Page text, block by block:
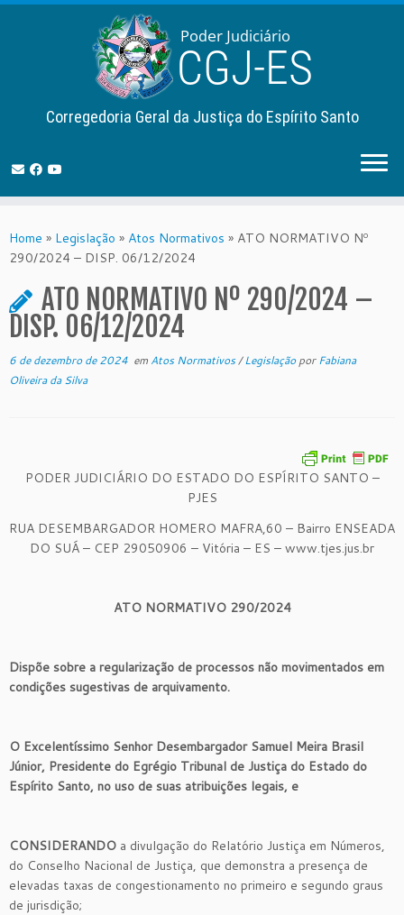
to
content
Corregedoria Geral da Justiça do Espírito Santo
Home » Legislação » Atos Normativos » ATO NORMATIVO Nº
290/2024 – DISP. 06/12/2024
ATO NORMATIVO Nº 290/2024 –
DISP. 06/12/2024
6 de dezembro de 2024 em Atos Normativos/LegislaçãoporFabiana
Oliveira da Silva
PODER JUDICIÁRIO DO ESTADO DO ESPÍRITO SANTO –
PJES
RUA DESEMBARGADOR HOMERO MAFRA,60 – Bairro ENSEADA
DO SUÁ – CEP 29050906 – Vitória – ES – www.tjes.jus.br
ATO NORMATIVO 290/2024
Dispõe sobre a regularização de processos não movimentados em
condições sugestivas de arquivamento.
O Excelentíssimo Senhor Desembargador Samuel Meira Brasil
Júnior, Presidente do Egrégio Tribunal de Justiça do Estado do
Espírito Santo, no uso de suas atribuições legais, e
CONSIDERANDO a divulgação do Relatório Justiça em Números,
do Conselho Nacional de Justiça, que demonstra a presença de
elevadas taxas de congestionamento no primeiro e segundo graus
de jurisdição;